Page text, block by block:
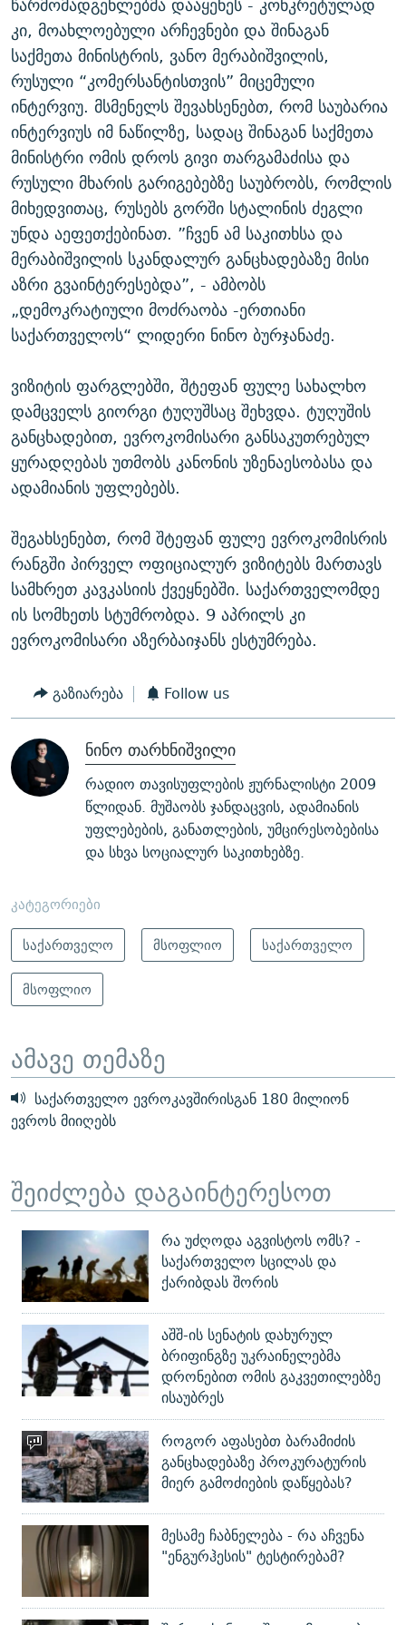
კი, მოახლოებული არჩევნები და შინაგან
საქმეთა მინისტრის, ვანო მერაბიშვილის,
რუსული “კომერსანტისთვის” მიცემული
ინტერვიუ. მსმენელს შევახსენებთ, რომ საუბარია
ინტერვიუს იმ ნაწილზე, სადაც შინაგან საქმეთა
მინისტრი ომის დროს გივი თარგამაძისა და
რუსული მხარის გარიგებებზე საუბრობს, რომლის
მიხედვითაც, რუსებს გორში სტალინის ძეგლი
უნდა აეფეთქებინათ. ”ჩვენ ამ საკითხსა და
მერაბიშვილის სკანდალურ განცხადებაზე მისი
აზრი გვაინტერესებდა”, - ამბობს
„დემოკრატიული მოძრაობა -ერთიანი
საქართველოს“ ლიდერი ნინო ბურჯანაძე.
ვიზიტის ფარგლებში, შტეფან ფულე სახალხო
დამცველს გიორგი ტუღუშსაც შეხვდა. ტუღუშის
განცხადებით, ევროკომისარი განსაკუთრებულ
ყურადღებას უთმობს კანონის უზენაესობასა და
ადამიანის უფლებებს.
შეგახსენებთ, რომ შტეფან ფულე ევროკომისრის
რანგში პირველ ოფიციალურ ვიზიტებს მართავს
სამხრეთ კავკასიის ქვეყნებში. საქართველომდე
ის სომხეთს სტუმრობდა. 9 აპრილს კი
ევროკომისარი აზერბაიჯანს ესტუმრება.
გაზიარება Follow us
ნინო თარხნიშვილი
რადიო თავისუფლების ჟურნალისტი 2009
წლიდან. მუშაობს ჯანდაცვის, ადამიანის
უფლებების, განათლების, უმცირესობებისა
და სხვა სოციალურ საკითხებზე.
კატეგორიები
საქართველო
მსოფლიო
საქართველო
მსოფლიო
ამავე თემაზე
საქართველო ევროკავშირისგან 180 მილიონ
ევროს მიიღებს
შეიძლება დაგაინტერესოთ
რა უძღოდა აგვისტოს ომს? -
საქართველო სცილას და
ქარიბდას შორის
აშშ-ის სენატის დახურულ
ბრიფინგზე უკრაინელებმა
დრონებით ომის გაკვეთილებზე
ისაუბრეს
როგორ აფასებთ ბარამიძის
განცხადებაზე პროკურატურის
მიერ გამოძიების დაწყებას?
მესამე ჩაბნელება - რა აჩვენა
"ენგურჰესის" ტესტირებამ?